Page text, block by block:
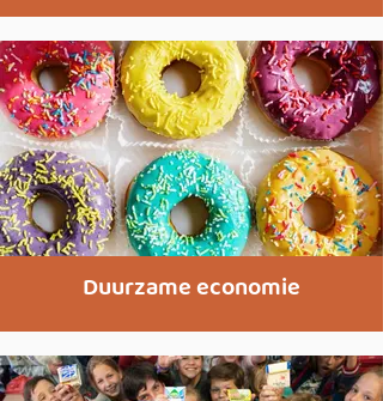
Duurzame economie